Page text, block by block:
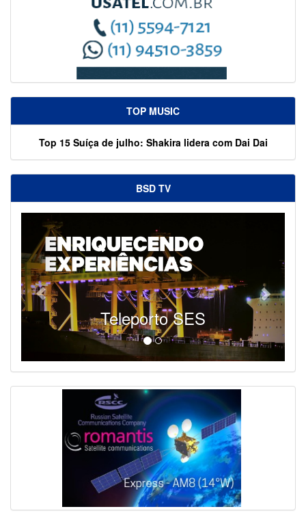
TOP MUSIC
Top 15 Suíça de julho: Shakira lidera com Dai Dai
BSD TV
Teleporto SES